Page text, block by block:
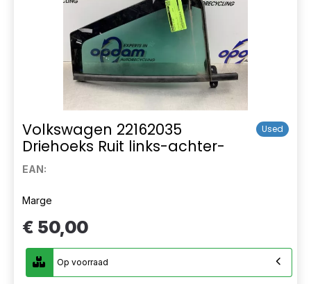
Volkswagen 22162035
Driehoeks Ruit links-achter-
Used
EAN:
Marge
€ 50,00
Op voorraad